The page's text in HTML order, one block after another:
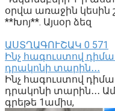
օրվա առաջին կեսին
**Խոյ**. Այսօր ձեզ
ԱՍՏՂԱԳՈՒՇԱԿ 0 571
Ինչ հագուստով
դրակոնի տարին․․․
Ինչ հագուստով
դրակոնի տարին․․․
գրեթե 1ամիս,